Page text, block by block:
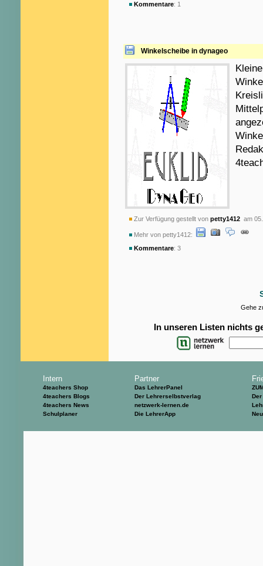
Kommentare: 1
Winkelscheibe in dynageo
Zur Verfügung gestellt von petty1412 am
Mehr von petty1412:
Kommentare: 3
Gehe
In unseren Listen nichts
Intern
4teachers Shop
4teachers Blogs
4teachers News
Schulplaner
Partner
Das LehrerPanel
Der Lehrerselbstverlag
netzwerk-lernen.de
Die LehrerApp